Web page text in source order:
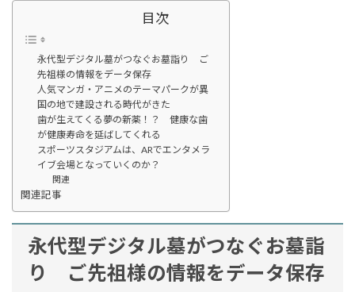
目次
永代型デジタル墓がつなぐお墓詣り ご
先祖様の情報をデータ保存
人気マンガ・アニメのテーマパークが異
国の地で建設される時代がきた
歯が生えてくる夢の新薬！？ 健康な歯
が健康寿命を延ばしてくれる
スポーツスタジアムは、ARでエンタメラ
イブ会場となっていくのか？
関連
関連記事
永代型デジタル墓がつなぐお墓詣
り ご先祖様の情報をデータ保存